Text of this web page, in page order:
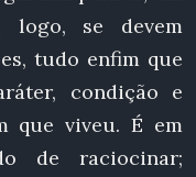
logo, se devem
tudo enfim que
condição e
que viveu. É em
de raciocinar;